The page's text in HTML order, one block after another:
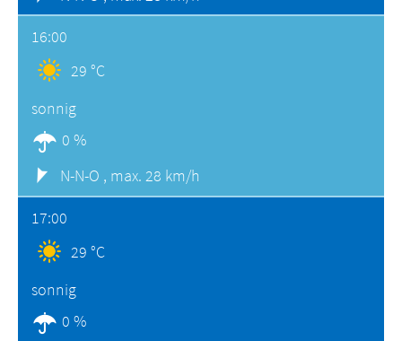
16:00
29 °C
sonnig
0 %
N-N-O , max. 28 km/h
17:00
29 °C
sonnig
0 %